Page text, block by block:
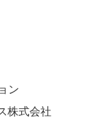
ン
株式会社